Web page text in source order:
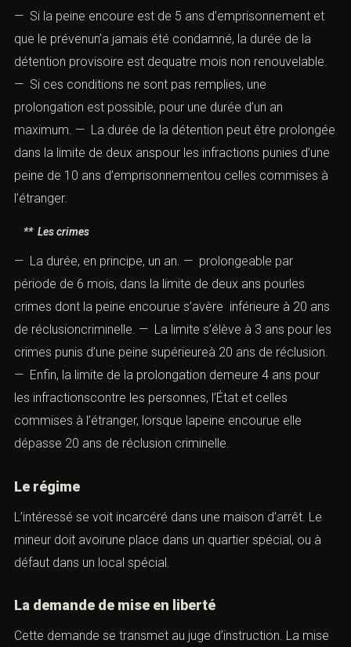
— Si la peine encoure est de 5 ans d’emprisonnement et
que le prévenun’a jamais été condamné, la durée de la
détention provisoire est dequatre mois non renouvelable.
— Si ces conditions ne sont pas remplies, une
prolongation est possible, pour une durée d’un an
maximum. — La durée de la détention peut être prolongée
dans la limite de deux anspour les infractions punies d’une
peine de 10 ans d’emprisonnementou celles commises à
l’étranger.
** Lescrimes
— La durée, en principe, un an. — prolongeable par
période de 6 mois, dans la limite de deux ans pourles
crimes dont la peine encourue s’avère inférieure à 20 ans
de réclusioncriminelle. — La limite s’élève à 3 ans pour les
crimes punis d’une peine supérieureà 20 ans de réclusion.
— Enfin, la limite de la prolongation demeure 4 ans pour
les infractionscontre les personnes, l’État et celles
commises à l’étranger, lorsque lapeine encourue elle
dépasse 20 ans de réclusion criminelle.
Le régime
L’intéressé se voit incarcéré dans une maison d’arrêt. Le
mineur doit avoirune place dans un quartier spécial, ou à
défaut dans un local spécial.
La demande de mise en liberté
Cette demande se transmet au juge d’instruction. La mise